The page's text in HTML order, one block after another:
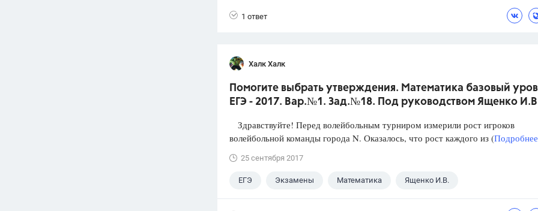
1 ответ
Халк Халк
Помогите выбрать утверждения. Математика базовый
ЕГЭ - 2017. Вар.№1. Зад.№18. Под руководством Ященко
Здравствуйте! Перед волейбольным турниром измерили рост игроков
волейбольной команды города N. Оказалось, что рост каждого из (
25 сентября 2017
ЕГЭ Экзамены Математика Ященко И.В.